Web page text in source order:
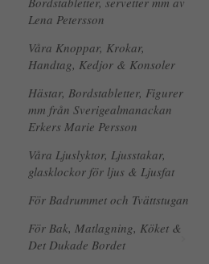
Lena Petersson
Våra Knoppar, Krokar,
Handtag, Kedjor & Konsoler
Hästar, Bordstabletter, Figurer
mm från Sverigealmanackan
Erkers Marie Persson
Våra Ljuslyktor, Ljusstakar,
glasklockor för ljus & Ljusfat
För Badrummet och Tvättstugan
För Bak, Matlagning, Köket &
Det Dukade Bordet